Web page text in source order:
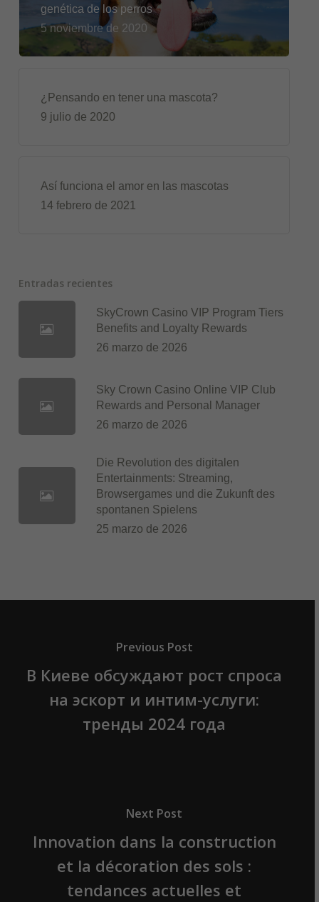
genética de los perros
5 noviembre de 2020
¿Pensando en tener una mascota?
9 julio de 2020
Así funciona el amor en las mascotas
14 febrero de 2021
Entradas recientes
SkyCrown Casino VIP Program Tiers
Benefits and Loyalty Rewards
26 marzo de 2026
Sky Crown Casino Online VIP Club
Rewards and Personal Manager
26 marzo de 2026
Die Revolution des digitalen
Entertainments: Streaming,
Browsergames und die Zukunft des
spontanen Spielens
25 marzo de 2026
Previous Post
В Киеве обсуждают рост спроса
на эскорт и интим-услуги:
тренды 2024 года
Next Post
Innovation dans la construction
et la décoration des sols :
tendances actuelles et